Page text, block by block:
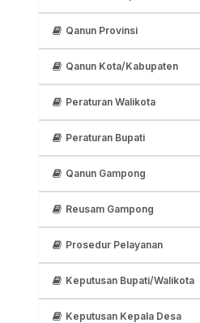
Qanun Provinsi
Qanun Kota/Kabupaten
Peraturan Walikota
Peraturan Bupati
Qanun Gampong
Reusam Gampong
Prosedur Pelayanan
Keputusan Bupati/Walikota
Keputusan Kepala Desa